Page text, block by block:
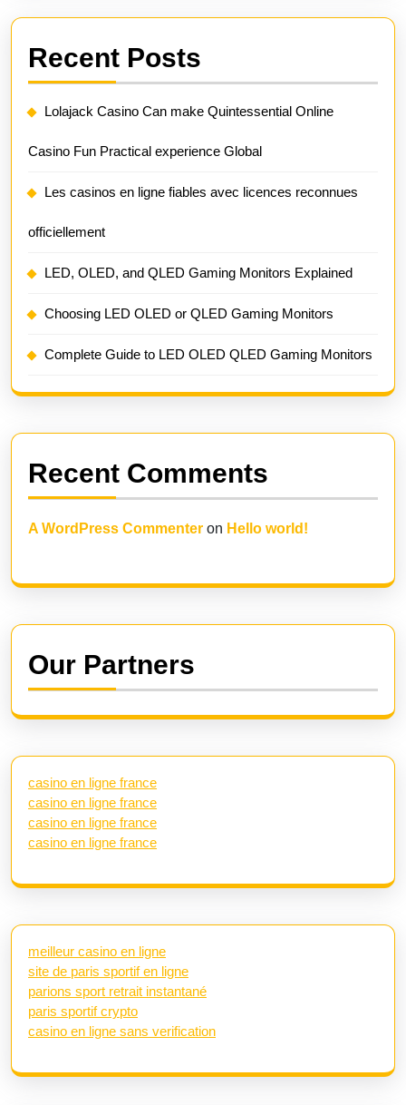
Recent Posts
Lolajack Casino Can make Quintessential Online
Casino Fun Practical experience Global
Les casinos en ligne fiables avec licences reconnues
officiellement
LED, OLED, and QLED Gaming Monitors Explained
Choosing LED OLED or QLED Gaming Monitors
Complete Guide to LED OLED QLED Gaming Monitors
Recent Comments
A WordPress Commenter on Hello world!
Our Partners
casino en ligne france
casino en ligne france
casino en ligne france
casino en ligne france
meilleur casino en ligne
site de paris sportif en ligne
parions sport retrait instantané
paris sportif crypto
casino en ligne sans verification